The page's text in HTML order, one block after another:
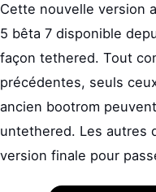
Cette nouvelle version
5 bêta 7 disponible
façon tethered. Tout
précédentes, seuls
ancien bootrom
untethered. Les autres
version finale pour